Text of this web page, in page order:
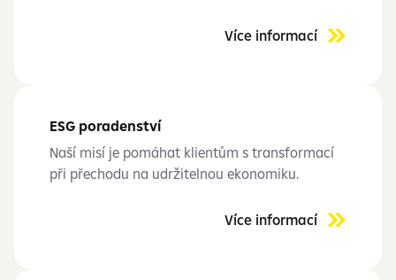
Více informací
ESG poradenství
Naší misí je pomáhat klientům s transformací
při přechodu na udržitelnou ekonomiku.
Více informací